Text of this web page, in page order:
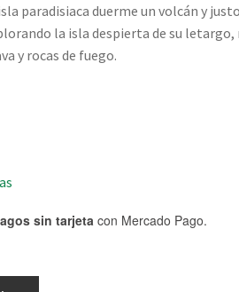
paradisiaca duerme un volcán y justo
la isla despierta de su letargo,
y rocas de fuego.
sin tarjetacon Mercado Pago.